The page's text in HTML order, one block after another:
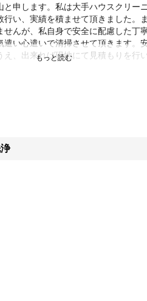
申します。私は大手ハウスクリー
い、実績を積ませて頂きました。
んが、私自身で安全に配慮した丁
い心遣いで清掃させて頂きます。
、出来れば現地にて見積もりを行
場合でも、作業場所の詳細がわか
すので安心してご依頼下さいませ。
ての実績はまだ浅いものの、大手ハ
設などであらゆる清掃作業の実績
1000台以上の作業を経験させていた
ス張替えや壁穴補修・障子張替の経
叶う様精進してまいります。
なサービスを追求します。